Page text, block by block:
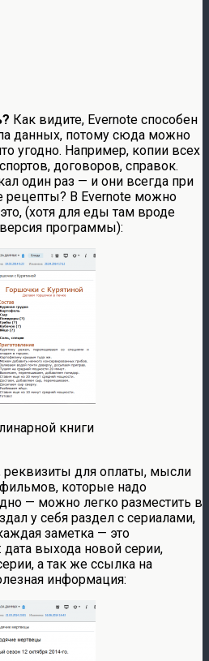
Как видите, Evernote способен
данных, потому сюда можно
угодно. Например, копии всех
договоров, справок.
один раз — и они всегда при
рецепты? В Evernote можно
(хотя для еды там вроде
программы):
книги
реквизиты для оплаты, мысли
которые надо
— можно легко разместить в
у себя раздел с сериалами,
заметка — это
выхода новой серии,
а так же ссылка на
информация: